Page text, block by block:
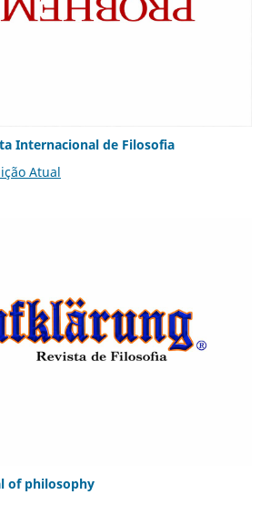
Internacional de Filosofia
Atual
of philosophy